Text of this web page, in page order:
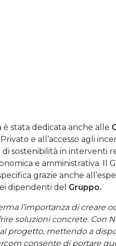
è stata dedicata anche alle
e all’accesso agli
sostenibilità in interventi
e amministrativa.
grazie anche
dipendenti del Gruppo.
l’importanza di creare
soluzioni concrete. Con
progetto, mettendo a
consente di portare